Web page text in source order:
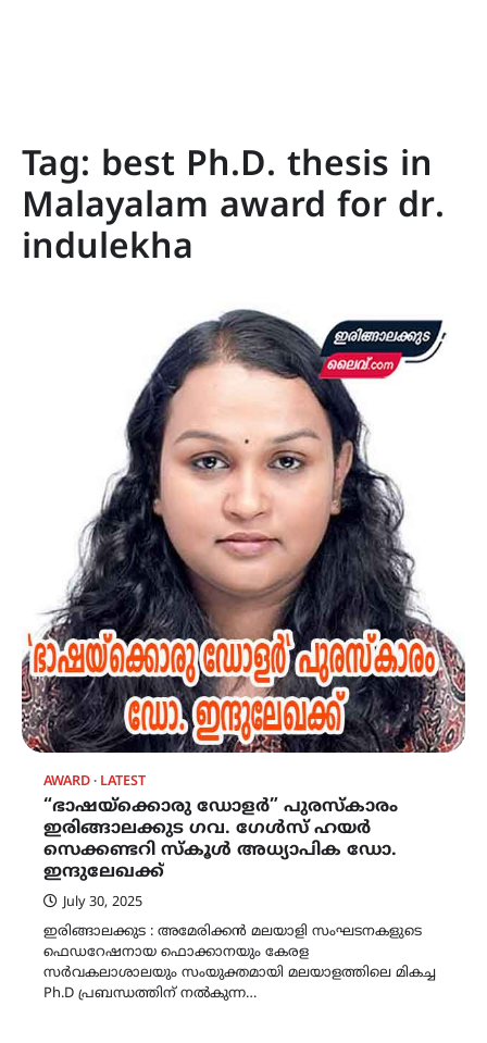
Tag: best Ph.D. thesis in
Malayalam award for dr.
indulekha
AWARD LATEST
“ഭാഷയ്ക്കൊരു ഡോളർ” പുരസ്കാരം
ഇരിങ്ങാലക്കുട ഗവ. ഗേൾസ് ഹയർ
സെക്കണ്ടറി സ്കൂൾ അധ്യാപിക ഡോ.
ഇന്ദുലേഖക്ക്
July 30, 2025
ഇരിങ്ങാലക്കുട : അമേരിക്കൻ മലയാളി സംഘടനകളുടെ
ഫെഡറേഷനായ ഫൊക്കാനയും കേരള
സർവകലാശാലയും സംയുക്തമായി മലയാളത്തിലെ മികച്ച
Ph.D പ്രബന്ധത്തിന് നൽകുന്ന…